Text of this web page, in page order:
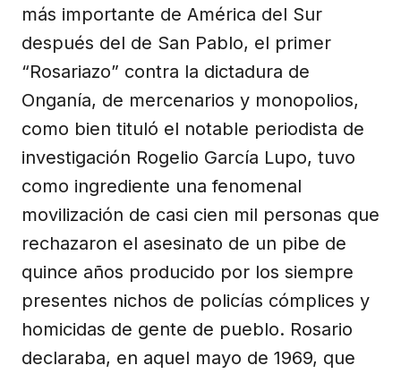
más importante de América del Sur
después del de San Pablo, el primer
“Rosariazo” contra la dictadura de
Onganía, de mercenarios y monopolios,
como bien tituló el notable periodista de
investigación Rogelio García Lupo, tuvo
como ingrediente una fenomenal
movilización de casi cien mil personas que
rechazaron el asesinato de un pibe de
quince años producido por los siempre
presentes nichos de policías cómplices y
homicidas de gente de pueblo. Rosario
declaraba, en aquel mayo de 1969, que